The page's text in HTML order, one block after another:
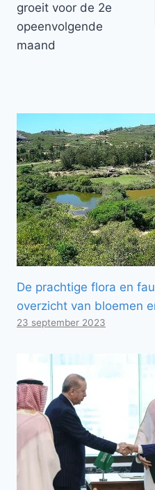
groeit voor de 2e
opeenvolgende
maand
De prachtige flora en
overzicht van bloemen
23 september 2023